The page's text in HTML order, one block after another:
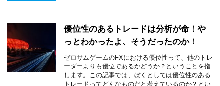
優位性のあるトレードは分析が命！や
っとわかったよ、そうだったのか！
ゼロサムゲームのFXにおける優位性って、他のトレ
ーダーよりも優位であるかどうか？ということを指
します。この記事では、ぼくとしては優位性のある
トレードってどんなものだと考えているのか？とい